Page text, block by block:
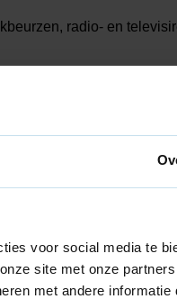
voor social media te
site met onze
met andere informatie
radio- en
kenmerken
en offline kanalen